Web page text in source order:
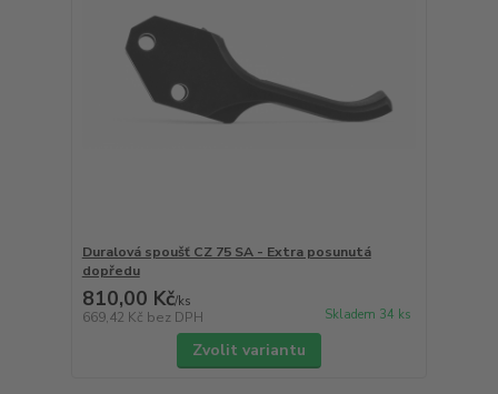
Duralová spoušť CZ 75 SA - Extra posunutá
dopředu
810,00 Kč/ks
669,42 Kč bez DPH Skladem 34 ks
Zvolit variantu